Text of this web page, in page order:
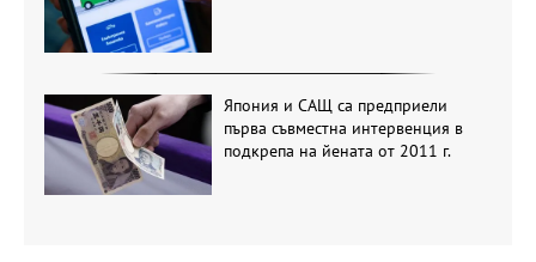
Япония и САЩ са предприели
първа съвместна интервенция в
подкрепа на йената от 2011 г.